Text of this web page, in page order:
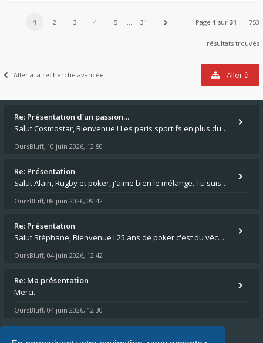
1 2 3 4 5 … 31 Page 1 sur 31 753
résultats trouvés
Aller à la recherche avancée Aller à
Re: Présentation d'un passion…
Salut Cosmostar, Bienvenue ! Les paris sportifs en plus du poker, c'est ce que je fais aussi. Surtout la NBA, je mise su
OursBluff, 10 juin 2026, 12:50
Re: Présentation
Salut Alain, Rugby et poker, j'aime bien le mélange. Tu suis le rugby du coin ? Moi j'essaie d'aller voir des matchs de
OursBluff, 08 juin 2026, 09:42
Re: Présentation
Salut Stéphane, Bienvenue ! 25 ans de poker c'est du vécu quand même. Moi je suis relativementnouveau (2018) mais j'ai a
OursBluff, 04 juin 2026, 12:42
Re: Ma présentation
Merci.
OursBluff, 04 juin 2026, 12:30